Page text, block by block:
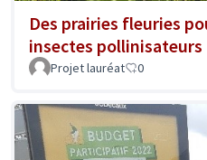
Des prairies fleuries
insectes pollinisateurs
Projet lauréat 0